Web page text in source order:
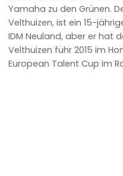
Yamaha zu den Grünen.
Velthuizen, ist ein 15-
IDM Neuland, aber er hat
Velthuizen fuhr 2015 im
European Talent Cup im